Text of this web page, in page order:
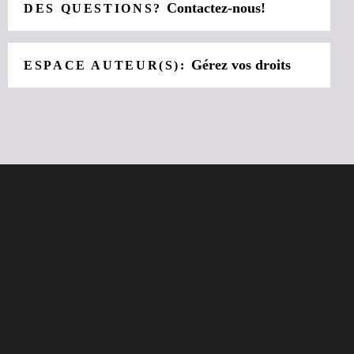
DES QUESTIONS?Contactez-nous!
ESPACE AUTEUR(S): Gérez vos droits